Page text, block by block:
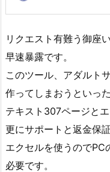
リクエスト有難う御座い
早速暴露です。
このツール、アダルト
作ってしまおうといっ
テキスト307ページと
更にサポートと返金保
エクセルを使うのでPC
必要です。